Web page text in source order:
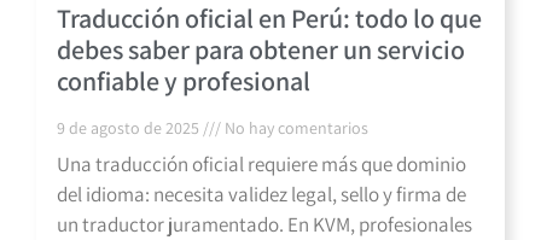
Traducción oficial en Perú: todo lo que
debes saber para obtener un servicio
confiable y profesional
9 de agosto de 2025 No hay comentarios
Una traducción oficial requiere más que dominio
del idioma: necesita validez legal, sello y firma de
un traductor juramentado. En KVM, profesionales